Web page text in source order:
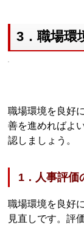
3．職場環
職場環境を良好
善を進めればよ
認しましょう。
1．人事評価
職場環境を良好
見直しです。評